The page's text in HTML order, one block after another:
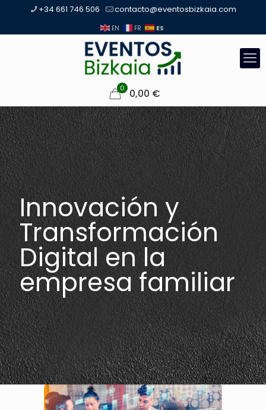
+34 661 746 506 contacto@eventosbizkaia.com
EN FR ES
0 0,00 €
Innovación y
Transformación
Digital en la
empresa familiar